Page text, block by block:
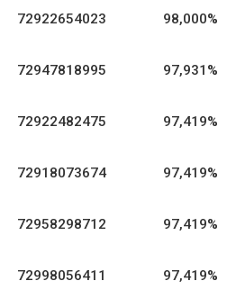
72922654023 98,000%
72947818995 97,931%
72922482475 97,419%
72918073674 97,419%
72958298712 97,419%
72998056411 97,419%